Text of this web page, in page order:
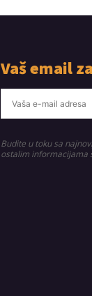
Vaš email
Budite u toku sa
ostalim informacijama